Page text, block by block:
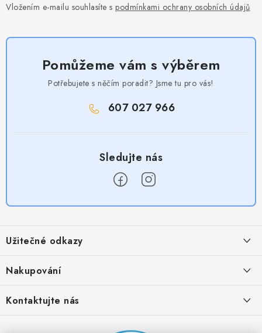
Vložením e-mailu souhlasíte s podmínkami ochrany osobních údajů
Pomůžeme vám s výběrem
Potřebujete s něčím poradit? Jsme tu pro vás!
607 027 966
p
a
Užitečné odkazy
Obchodní podmínky
Provizní systém
Partner stránek: Super plecháček
Nakupování
Časté otázky
Kontaktujte nás